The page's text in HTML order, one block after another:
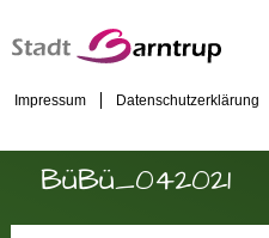
Impressum Datenschutzerklärung
BüBü_042021